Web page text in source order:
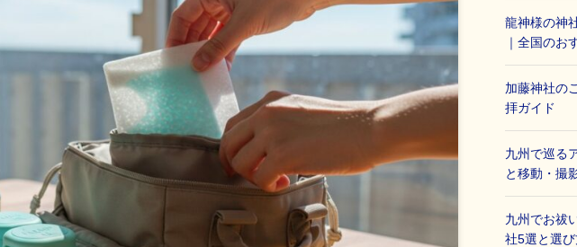
龍神様の神
｜全国のお
加藤神社の
拝ガイド
九州で巡る
と移動・撮
九州でお祓
社5選と選